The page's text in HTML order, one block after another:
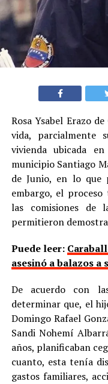
Rosa Ysabel Erazo
vida, parcialmente
vivienda ubicada
municipio Santiago
de Junio, en lo que
embargo, el
las comisiones de
permitieron
Puede leer:
asesinó a balazos a
De acuerdo con
determinar que, el
Domingo Rafael
Sandi Nohemí
años, planificaban
cuanto, esta tenía
gastos familiares,